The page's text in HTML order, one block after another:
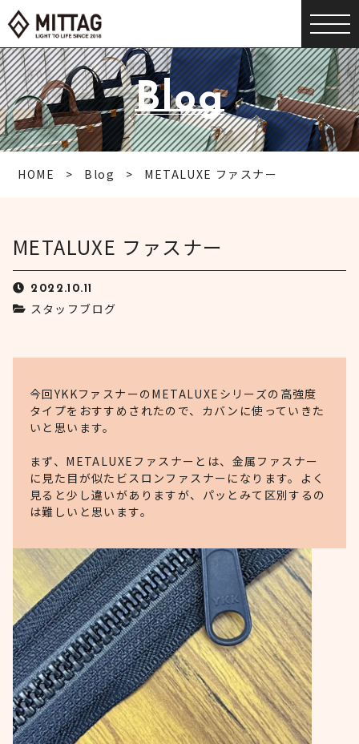
Blog
HOME Blog METALUXE ファスナー
METALUXE ファスナー
2022.10.11
スタッフブログ
今回YKKファスナーのMETALUXEシリーズの高強度
タイプをおすすめされたので、カバンに使っていきた
いと思います。
まず、METALUXEファスナーとは、金属ファスナー
に見た目が似たビスロンファスナーになります。よく
見ると少し違いがありますが、パッとみて区別するの
は難しいと思います。